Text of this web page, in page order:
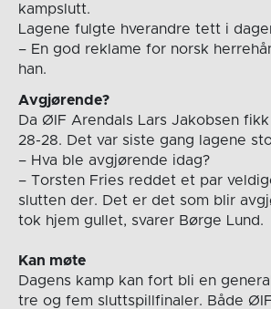
kampslutt.
Lagene fulgte hverandre tett i
– En god reklame for norsk
han.
Avgjørende?
Da ØIF Arendals Lars Jakobsen
28-28. Det var siste gang lagene
– Hva ble avgjørende idag?
– Torsten Fries reddet et par
slutten der. Det er det som blir
tok hjem gullet, svarer Børge Lund.
Kan møte
Dagens kamp kan fort bli en
tre og fem sluttspillfinaler. Både